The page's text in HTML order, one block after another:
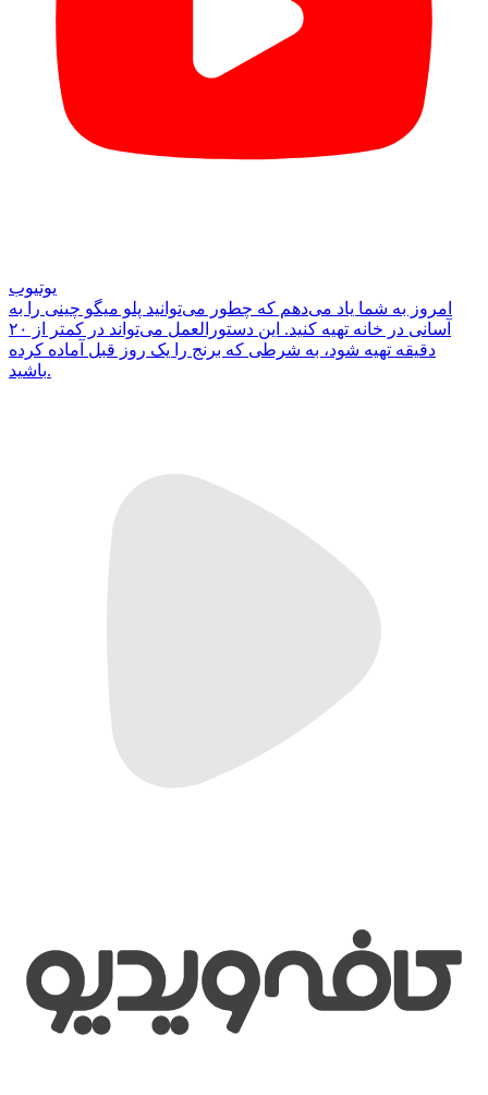
یوتیوب
امروز به شما یاد می‌دهم که چطور می‌توانید پلو میگو چینی را به
آسانی در خانه تهیه کنید. این دستورالعمل می‌تواند در کمتر از ۲۰
دقیقه تهیه شود، به شرطی که برنج را یک روز قبل آماده کرده
باشید.